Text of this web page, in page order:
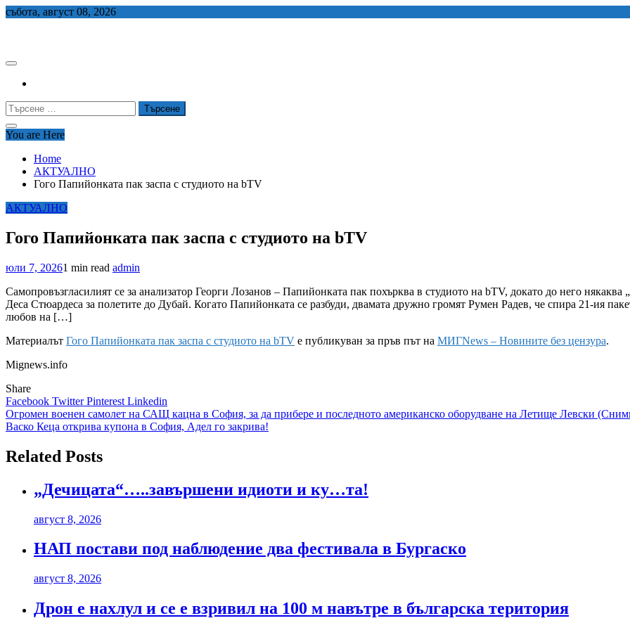
Skip
събота, август 08, 2026
Търсене
за:
You are Here
Home
АКТУАЛНО
Гого Папийонката пак заспа с студиото на bTV
АКТУАЛНО
Гого Папийонката пак заспа с студиото на bTV
юли 7, 20261 min read admin
Самопровъзгласилият се за анализатор Георги Лозанов – Папийонката пак похърква в студиото на bTV, докато до него
Деса Стюардеса за полетите до Дубай. Когато Папийонката се разбуди, двамата дружно громят Румен Радев, че спира 21-ия
любов на […]
Материалът Гого Папийонката пак заспа с студиото на bTV е публикуван за пръв път на МИГNews – Новините без цензура.
Mignews.info
Share
Facebook TwitterPinterest Linkedin
Навигация
Огромен военен самолет на САЩ кацна в София, за да прибере и последното американско оборудване на Летище Левски
Васко Кеца открива купона в София, Адел го закрива!
Related Posts
„Дечицата“…..завършени идиоти и ку…та!
август 8, 2026
НАП постави под наблюдение два фестивала в Бургаско
август 8, 2026
Дрон е нахлул и се е взривил на 100 м навътре в българска територия